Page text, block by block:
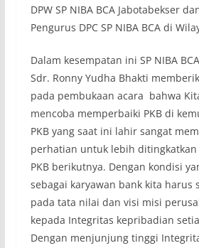
DPW SP NIBA BCA Jabotabekser
Pengurus DPC SP NIBA BCA di
Dalam kesempatan ini SP NIBA
Sdr. Ronny Yudha Bhakti
pada pembukaan acara bahwa
mencoba memperbaiki PKB di
PKB yang saat ini lahir sangat
perhatian untuk lebih ditingkatkan
PKB berikutnya. Dengan kondisi
sebagai karyawan bank kita harus
pada tata nilai dan visi misi
kepada Integritas kepribadian
Dengan menjunjung tinggi